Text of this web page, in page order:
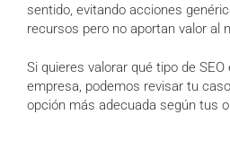
sentido, evitando acciones
recursos pero no aportan valor al
Si quieres valorar qué tipo de
empresa, podemos revisar tu
opción más adecuada según tus